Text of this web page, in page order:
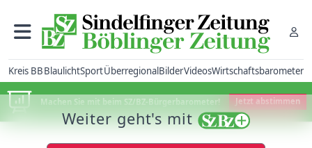
Kreis BBBlaulichtSportÜberregionalBilderVideosWirtschaftsbarometer
Machen Sie mit beim SZ/BZ-Bürgerbarometer! Jetzt abstimmen
Weiter geht's mit